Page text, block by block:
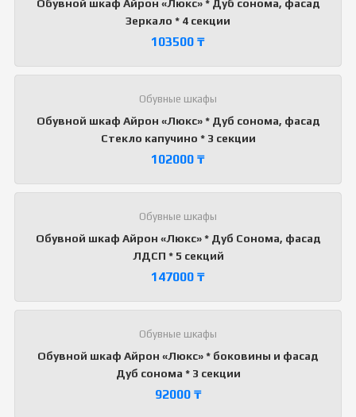
Обувной шкаф Айрон «Люкс» * Дуб сонома, фасад
Зеркало * 4 секции
103500 ₸
Обувные шкафы
Обувной шкаф Айрон «Люкс» * Дуб сонома, фасад
Стекло капучино * 3 секции
102000 ₸
Обувные шкафы
Обувной шкаф Айрон «Люкс» * Дуб Сонома, фасад
ЛДСП * 5 секций
147000 ₸
Обувные шкафы
Обувной шкаф Айрон «Люкс» * боковины и фасад
Дуб сонома * 3 секции
92000 ₸